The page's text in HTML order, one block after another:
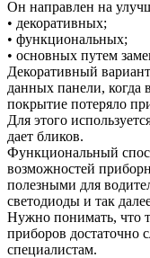
Он направлен на
• декоративных;
• функциональных;
• основных путем
Декоративный
данных панели, когда
покрытие потеряло
Для этого
дает бликов.
Функциональный
возможностей
полезными для
светодиоды и так
Нужно понимать, что
приборов достаточно
специалистам.